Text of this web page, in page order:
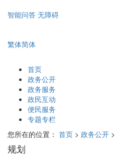
智能问答 无障碍
繁体简体
首页
政务公开
政务服务
政民互动
便民服务
专题专栏
您所在的位置： 首页 > 政务公开 >
规划